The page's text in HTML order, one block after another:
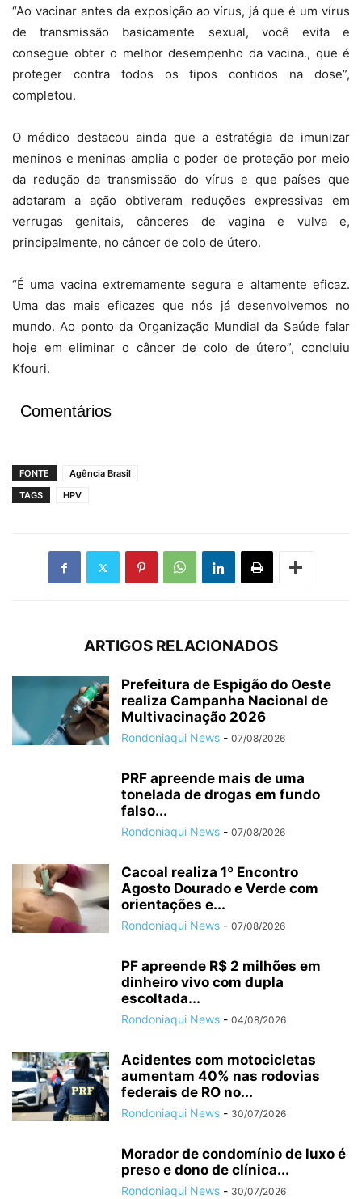
“Ao vacinar antes da exposição ao vírus, já que é um vírus
de transmissão basicamente sexual, você evita e
consegue obter o melhor desempenho da vacina., que é
proteger contra todos os tipos contidos na dose”,
completou.
O médico destacou ainda que a estratégia de imunizar
meninos e meninas amplia o poder de proteção por meio
da redução da transmissão do vírus e que países que
adotaram a ação obtiveram reduções expressivas em
verrugas genitais, cânceres de vagina e vulva e,
principalmente, no câncer de colo de útero.
“É uma vacina extremamente segura e altamente eficaz.
Uma das mais eficazes que nós já desenvolvemos no
mundo. Ao ponto da Organização Mundial da Saúde falar
hoje em eliminar o câncer de colo de útero”, concluiu
Kfouri.
Comentários
FONTE
Agência Brasil
TAGS
HPV
ARTIGOS RELACIONADOS
Prefeitura de Espigão do Oeste
realiza Campanha Nacional de
Multivacinação 2026
Rondoniaqui News - 07/08/2026
PRF apreende mais de uma
tonelada de drogas em fundo
falso...
Rondoniaqui News - 07/08/2026
Cacoal realiza 1º Encontro
Agosto Dourado e Verde com
orientações e...
Rondoniaqui News - 07/08/2026
PF apreende R$ 2 milhões em
dinheiro vivo com dupla
escoltada...
Rondoniaqui News - 04/08/2026
Acidentes com motocicletas
aumentam 40% nas rodovias
federais de RO no...
Rondoniaqui News - 30/07/2026
Morador de condomínio de luxo é
preso e dono de clínica...
Rondoniaqui News - 30/07/2026